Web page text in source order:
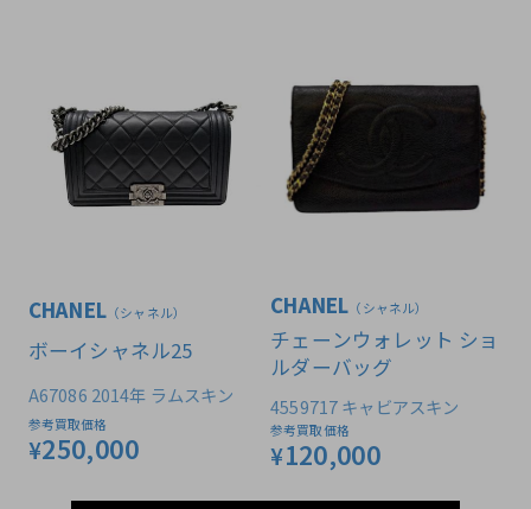
CHANEL （シャネル）
ボーイシャネル25
A67086 2014年 ラムスキン
参考買取価格
¥250,000
CHANEL （シャネル）
チェーンウォレット ショ
ルダーバッグ
4559717 キャビアスキン
参考買取価格
¥120,000